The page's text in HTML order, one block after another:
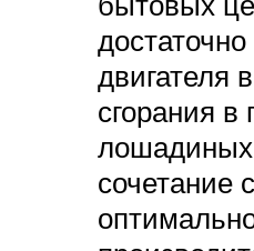
двигателя
сгорания
лошадиных
сочетание